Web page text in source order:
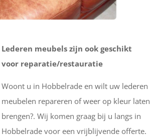
Lederen meubels zijn ook geschikt
voor reparatie/restauratie
Woont u in Hobbelrade en wilt uw lederen
meubelen repareren of weer op kleur laten
brengen?. Wij komen graag bij u langs in
Hobbelrade voor een vrijblijvende offerte.